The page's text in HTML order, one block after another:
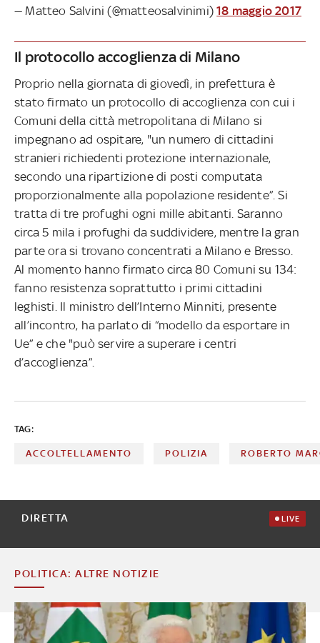
— Matteo Salvini (@matteosalvinimi)18 maggio 2017
Il protocollo accoglienza di Milano
Proprio nella giornata di giovedì, in prefettura è
stato firmato un protocollo di accoglienza con cui i
Comuni della città metropolitana di Milano si
impegnano ad ospitare, "un numero di cittadini
stranieri richiedenti protezione internazionale,
secondo una ripartizione di posti computata
proporzionalmente alla popolazione residente”. Si
tratta di tre profughi ogni mille abitanti. Saranno
circa 5 mila i profughi da suddividere, mentre la gran
parte ora si trovano concentrati a Milano e Bresso.
Al momento hanno firmato circa 80 Comuni su 134:
fanno resistenza soprattutto i primi cittadini
leghisti. Il ministro dell’Interno Minniti, presente
all’incontro, ha parlato di “modello da esportare in
Ue” e che "può servire a superare i centri
d’accoglienza”.
TAG:
ACCOLTELLAMENTO POLIZIA ROBERTO
DIRETTA LIVE
POLITICA: ALTRE NOTIZIE